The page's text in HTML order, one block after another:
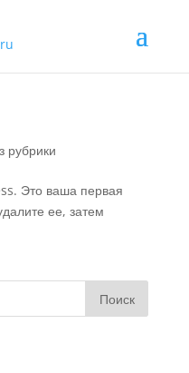
рубрики
Это ваша первая
ее, затем
Поиск